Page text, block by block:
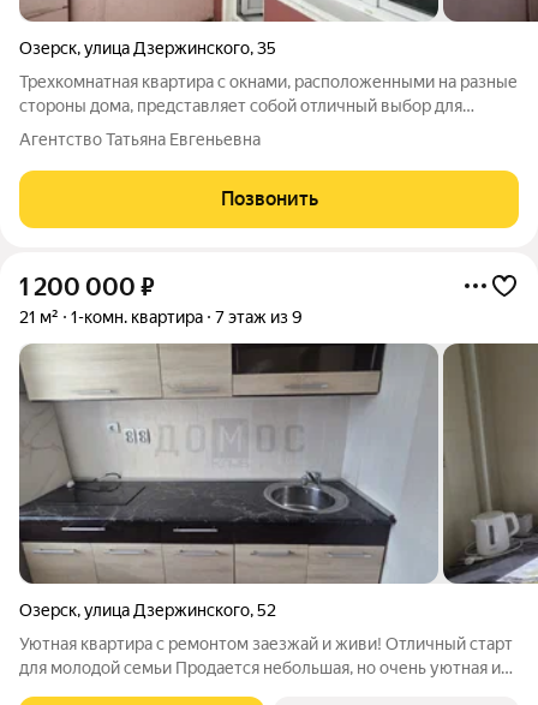
Озерск,улица Дзержинского,35
Трехкомнатная квартира с окнами, расположенными на разные
стороны дома, представляет собой отличный выбор для
комфортного проживания. В доме установлен новый лифт, что
приятное первое впечатление.
Агентство Татьяна Евгеньевна
Позвонить
1 200 000 ₽
21 м² 1-комн. квартира 7 этаж из 9
Озерск,улица Дзержинского,52
Уютная квартира с ремонтом заезжай и живи! Отличный старт
для молодой семьи Продается небольшая, но очень уютная и